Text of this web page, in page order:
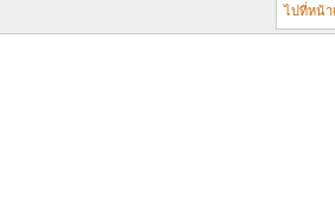
ไปที่หน้า